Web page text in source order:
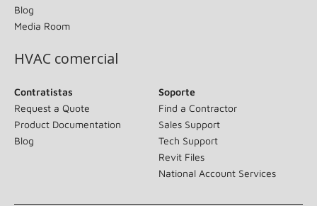
Blog
Media Room
HVAC comercial
Contratistas
Request a Quote
Product Documentation
Blog
Soporte
Find a Contractor
Sales Support
Tech Support
Revit Files
National Account Services